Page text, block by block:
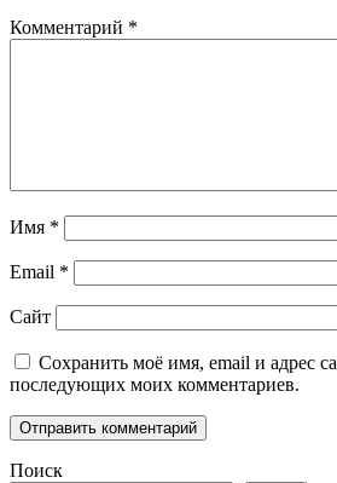
Комментарий *
Имя *
Email *
Сайт
Сохранить моё имя, email и адрес
последующих моих комментариев.
Поиск